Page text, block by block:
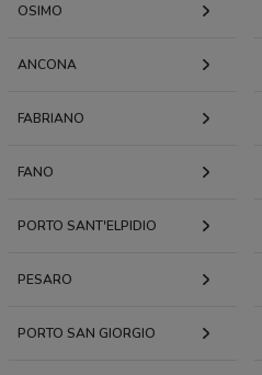
OSIMO
ANCONA
FABRIANO
FANO
PORTO SANT'ELPIDIO
PESARO
PORTO SAN GIORGIO